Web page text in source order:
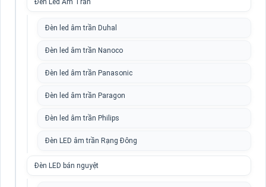
Đèn Led Âm Trần
Đèn led âm trần Duhal
Đèn led âm trần Nanoco
Đèn led âm trần Panasonic
Đèn led âm trần Paragon
Đèn led âm trần Philips
Đèn LED âm trần Rạng Đông
Đèn LED bán nguyệt